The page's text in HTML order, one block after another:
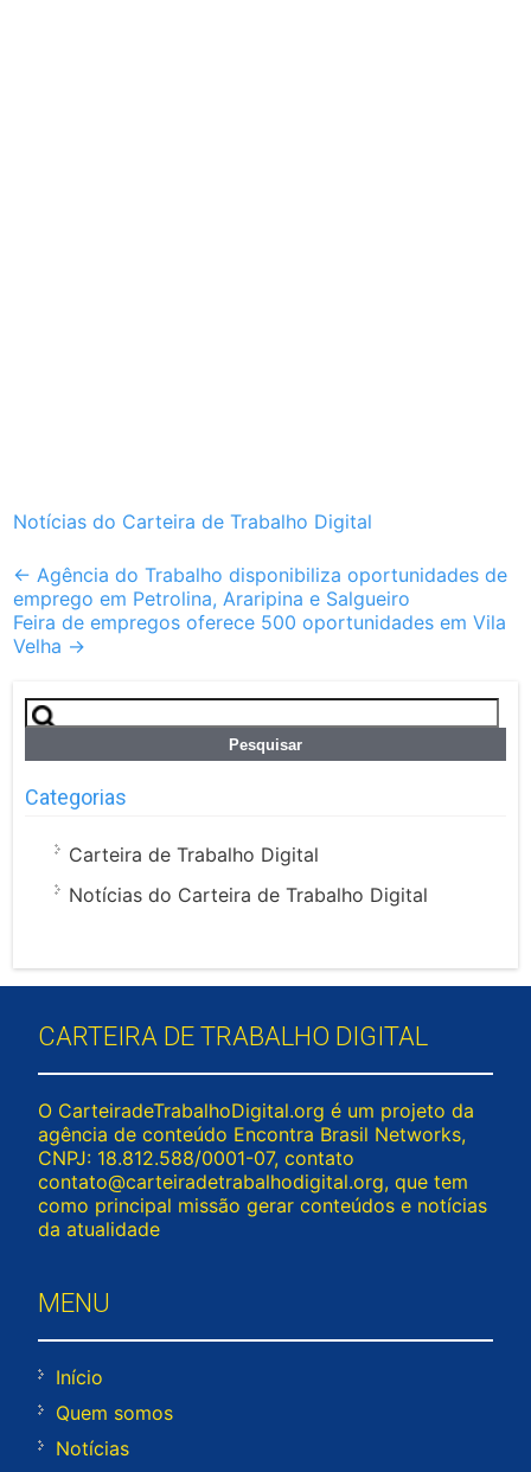
Notícias do Carteira de Trabalho Digital
Post
navigation
← Agência do Trabalho disponibiliza oportunidades de
emprego em Petrolina, Araripina e Salgueiro
Feira de empregos oferece 500 oportunidades em Vila
Velha →
Pesquisar
por:
Categorias
Carteira de Trabalho Digital
Notícias do Carteira de Trabalho Digital
CARTEIRA DE TRABALHO DIGITAL
O CarteiradeTrabalhoDigital.org é um projeto da
agência de conteúdo Encontra Brasil Networks,
CNPJ: 18.812.588/0001-07, contato
contato@carteiradetrabalhodigital.org, que tem
como principal missão gerar conteúdos e notícias
da atualidade
MENU
Início
Quem somos
Notícias